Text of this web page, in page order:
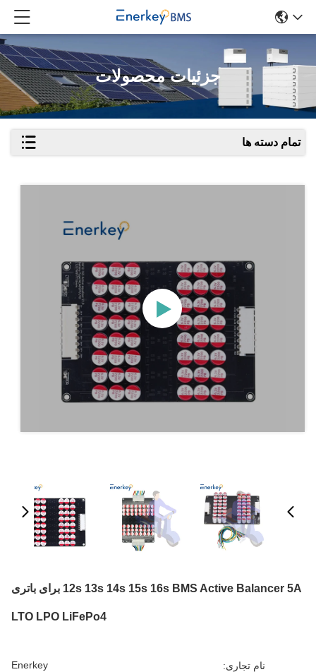
جزئیات محصولات
تمام دسته ها
12s 13s 14s 15s 16s BMS Active Balancer 5A برای باتری
LTO LPO LiFePo4
نام تجاری: Enerkey